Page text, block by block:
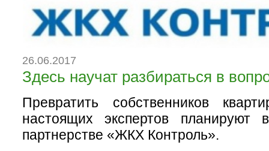
26.06.2017
Здесь научат разбираться в
Превратить собственников
настоящих экспертов планируют
партнерстве «ЖКХ Контроль».